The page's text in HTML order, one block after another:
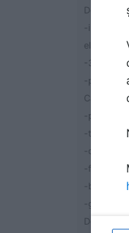
Descriere
-
electrice
-3 pozitii
-polizor
-putere:
-turatie
-
-filet
-buton
-greutate:
Dotarea